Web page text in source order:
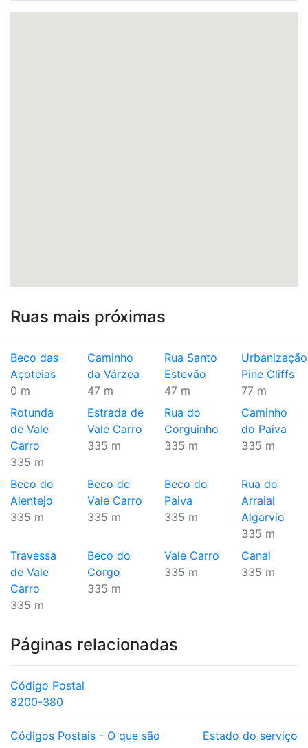
Ruas mais próximas
Beco das
Açoteias
0 m
Caminho
da Várzea
47 m
Rua Santo
Estevão
47 m
Urbanização
Pine Cliffs
77 m
Rotunda
de Vale
Carro
335 m
Estrada de
Vale Carro
335 m
Rua do
Corguinho
335 m
Caminho
do Paiva
335 m
Beco do
Alentejo
335 m
Beco de
Vale Carro
335 m
Beco do
Paiva
335 m
Rua do
Arraial
Algarvio
335 m
Travessa
de Vale
Carro
335 m
Beco do
Corgo
335 m
Vale Carro
335 m
Canal
335 m
Páginas relacionadas
Código Postal
8200-380
Códigos Postais - O que são Estado do serviço